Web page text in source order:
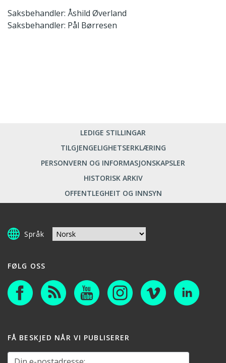
Saksbehandler: Åshild Øverland
Saksbehandler: Pål Børresen
LEDIGE STILLINGAR
TILGJENGELIGHETSERKLÆRING
PERSONVERN OG INFORMASJONSKAPSLER
HISTORISK ARKIV
OFFENTLEGHEIT OG INNSYN
Språk
FØLG OSS
FÅ BESKJED NÅR VI PUBLISERER
Din e-postadresse: